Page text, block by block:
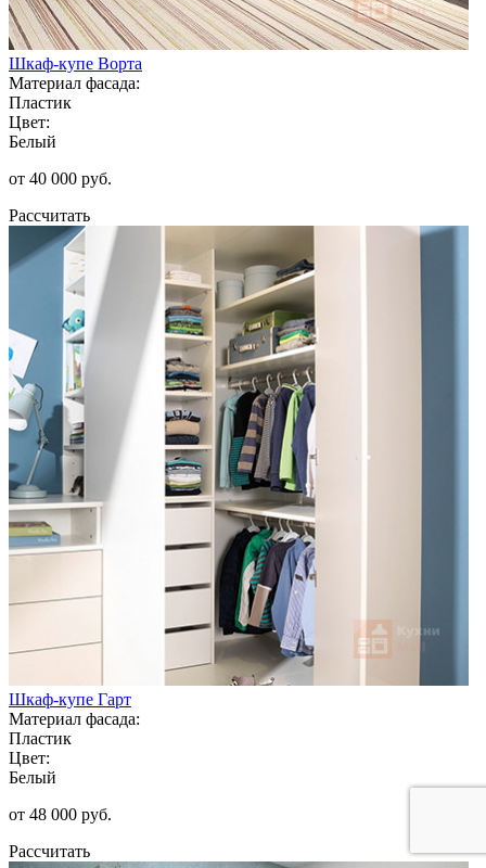
Шкаф-купе Ворта
Материал фасада:
Пластик
Цвет:
Белый
от 40 000 руб.
Рассчитать
Шкаф-купе Гарт
Материал фасада:
Пластик
Цвет:
Белый
от 48 000 руб.
Рассчитать